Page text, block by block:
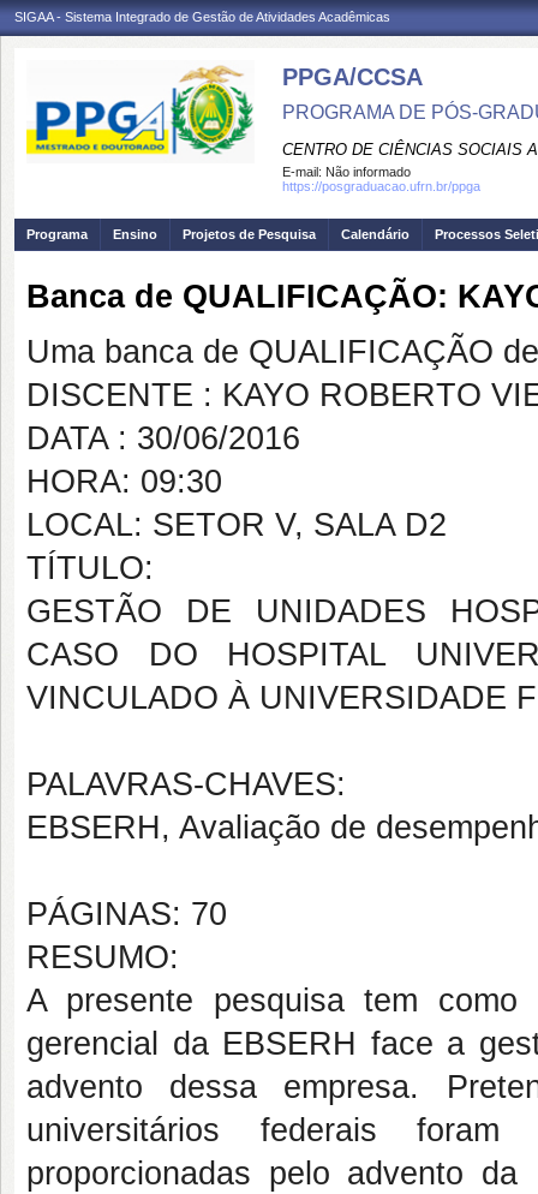
SIGAA - Sistema Integrado de Gestão de Atividades Acadêmicas
PPGA/CCSA
PROGRAMA DE PÓS-
CENTRO DE CIÊNCIAS SOCIAIS
E-mail: Não informado
https://posgraduacao.ufrn.br/ppga
Programa Ensino Projetos de Pesquisa Calendário Processos
Banca de QUALIFICAÇÃO:
Uma banca de QUALIFICAÇÃO
DISCENTE : KAYO ROBERTO
DATA : 30/06/2016
HORA: 09:30
LOCAL: SETOR V, SALA D2
TÍTULO:
GESTÃO DE UNIDADES
CASO DO HOSPITAL
VINCULADO À UNIVERSIDADE
PALAVRAS-CHAVES:
EBSERH, Avaliação de
PÁGINAS: 70
RESUMO:
A presente pesquisa tem
gerencial da EBSERH face a
advento dessa empresa.
universitários federais foram
proporcionadas pelo advento